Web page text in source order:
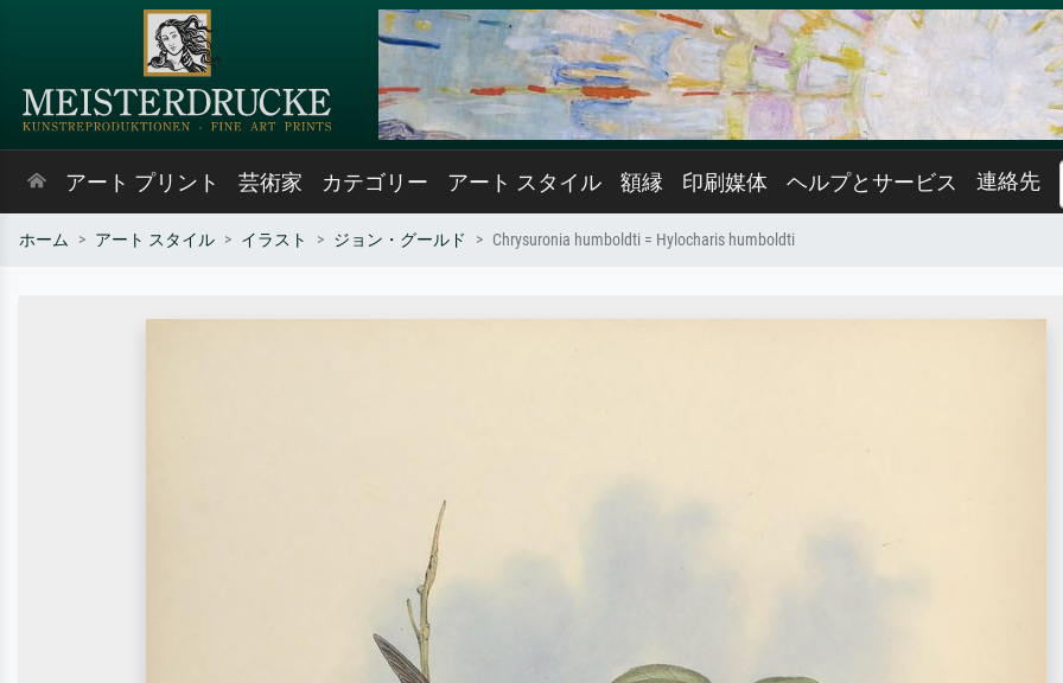
アート プリント 芸術家 カテゴリー アート スタイル 額縁 印刷媒体 ヘルプとサービス 連絡先
ホーム アート スタイル イラスト ジョン・グールド Chrysuronia humboldti = Hylocharis humboldti